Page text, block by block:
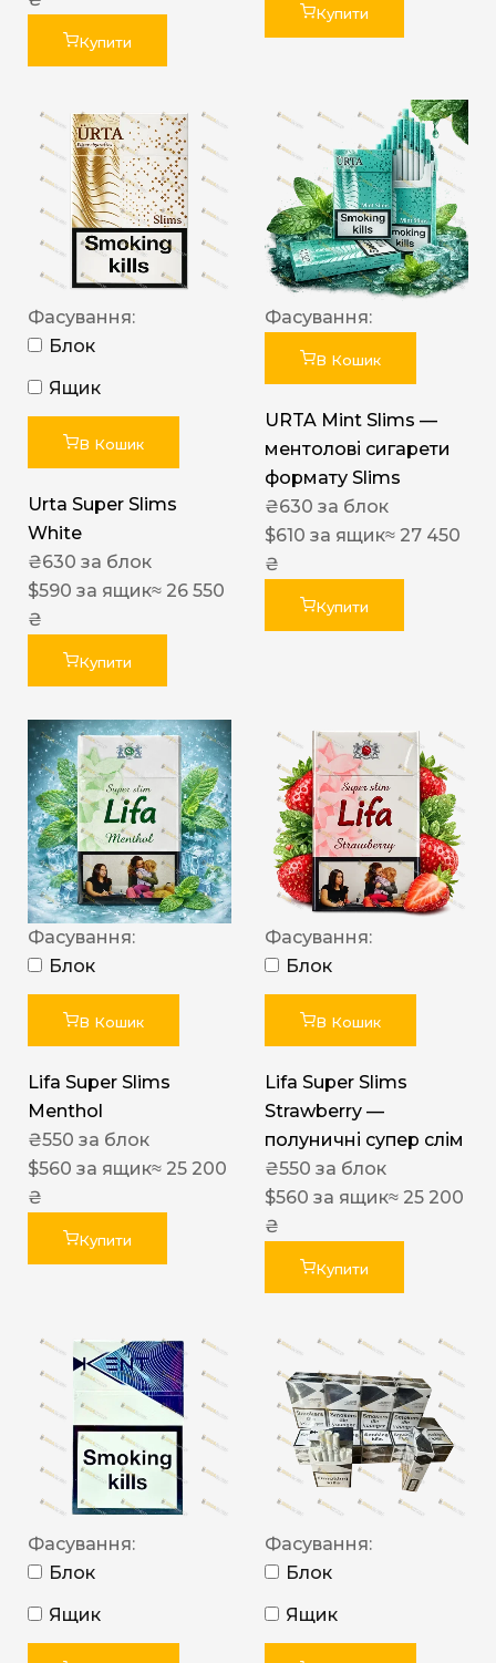
Купити
Купити
Фасування:
Блок
Ящик
В Кошик
Urta Super Slims
White
₴630 за блок
$590 за ящик≈ 26 550
₴
Купити
Фасування:
В Кошик
URTA Mint Slims —
ментолові сигарети
формату Slims
₴630 за блок
$610 за ящик≈ 27 450
₴
Купити
Фасування:
Блок
В Кошик
Lifa Super Slims
Menthol
₴550 за блок
$560 за ящик≈ 25 200
₴
Купити
Фасування:
Блок
В Кошик
Lifa Super Slims
Strawberry —
полуничні супер слім
₴550 за блок
$560 за ящик≈ 25 200
₴
Купити
Фасування:
Блок
Ящик
Фасування:
Блок
Ящик